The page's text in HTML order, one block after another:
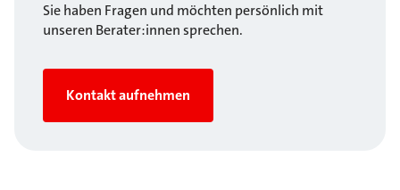
Sie haben Fragen und möchten persönlich mit
unseren Berater:innen sprechen.
Kontakt aufnehmen